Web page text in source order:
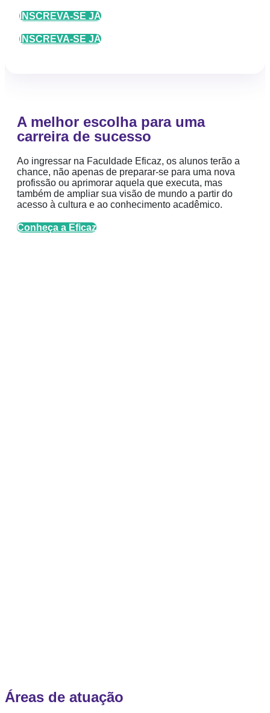
INSCREVA-SE JÁ
INSCREVA-SE JÁ
A melhor escolha para uma
carreira de sucesso
Ao ingressar na Faculdade Eficaz, os alunos terão a
chance, não apenas de preparar-se para uma nova
profissão ou aprimorar aquela que executa, mas
também de ampliar sua visão de mundo a partir do
acesso à cultura e ao conhecimento acadêmico.
Conheça a Eficaz
Áreas de atuação